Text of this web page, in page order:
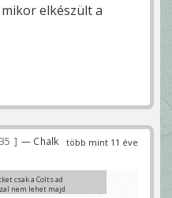
elkészült a
több mint 11 éve
— Chalk
csak a Colts ad
nem lehet majd